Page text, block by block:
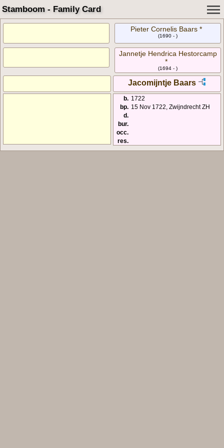
Stamboom - Family Card
Pieter Cornelis Baars *
(1690 - )
Jannetje Hendrica Hestorcamp
*
(1694 - )
Jacomijntje Baars
b. 1722
bp. 15 Nov 1722, Zwijndrecht ZH
d.
bur.
occ.
res.